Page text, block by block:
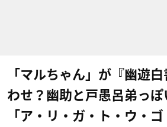
「マルちゃん」が『幽遊
わせ？幽助と戸愚呂弟っ
「ア・リ・ガ・ト・ウ・